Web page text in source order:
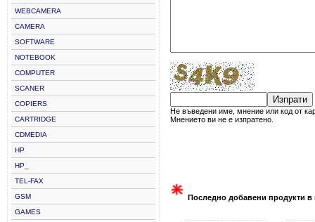
WEBCAMERA
CAMERA
SOFTWARE
NOTEBOOK
COMPUTER
SCANER
COPIERS
CARTRIDGE
CDMEDIA
HP
HP_
TEL-FAX
GSM
GAMES
Изпрати
Не въведени име, мнение или код от
Мнението ви не е изпратено.
Последно добавени продукти в